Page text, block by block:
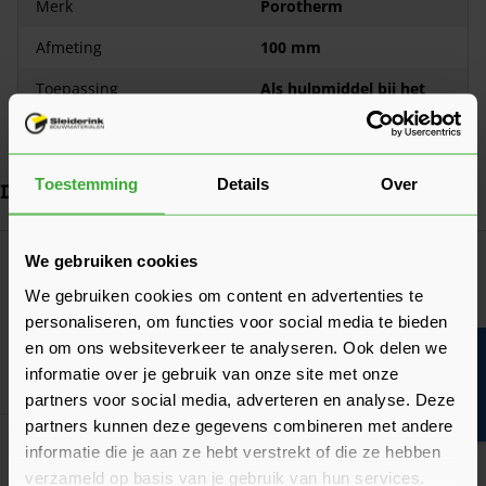
Toestemming Details Over
We gebruiken cookies
We gebruiken cookies om content en advertenties te
personaliseren, om functies voor social media te bieden
en om ons websiteverkeer te analyseren. Ook delen we
informatie over je gebruik van onze site met onze
partners voor social media, adverteren en analyse. Deze
partners kunnen deze gegevens combineren met andere
informatie die je aan ze hebt verstrekt of die ze hebben
verzameld op basis van je gebruik van hun services.
Merk
Porotherm
Afmeting
100 mm
Toepassing
Als hulpmiddel bij het
verlijmen van porotherm
pl25 binnenmuurstenen.
Dit vind je misschien ook handig
Meest gekocht!
(1 Beoordeling)
Verkrijgbaar in 4 afmetingen
Vanaf2,24 per stuk
Sakrete Blokkenlijm
20,56 per zak